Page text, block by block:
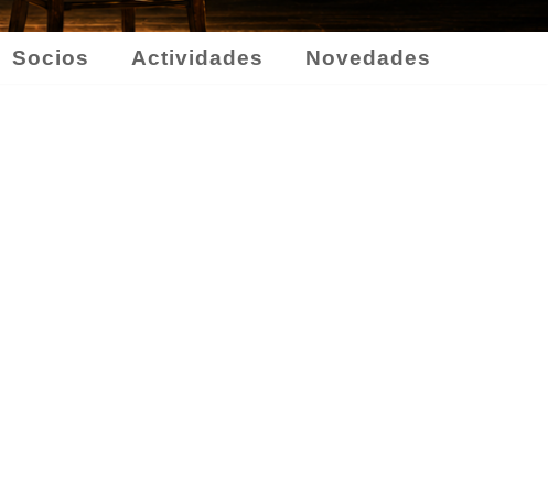
Socios Actividades Novedades